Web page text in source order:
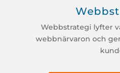
Webbstrategi lyfter
webbnärvaron och